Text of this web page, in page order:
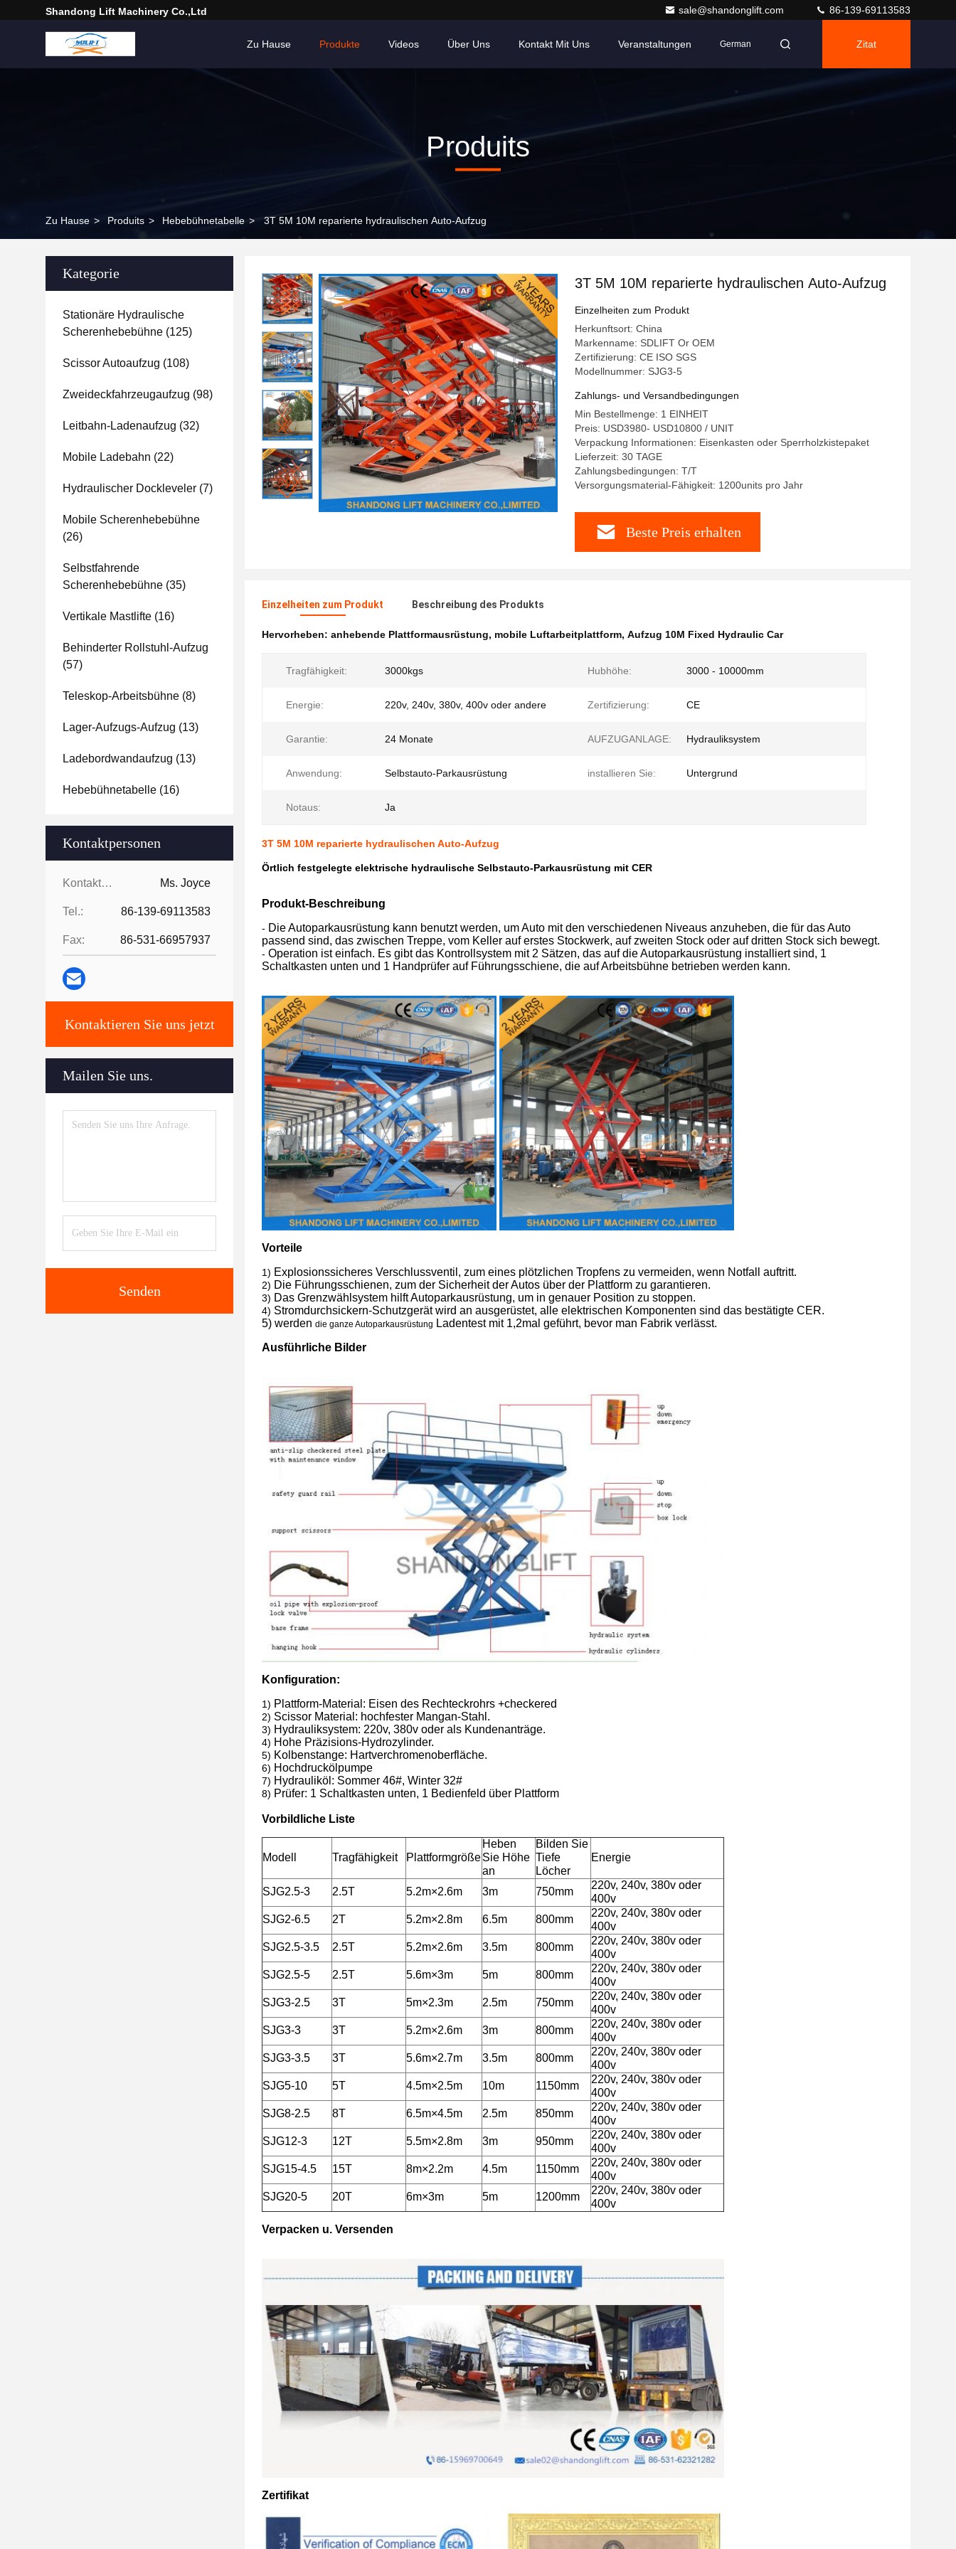
Shandong Lift Machinery Co.,Ltd sale@shandonglift.com 86-139-69113583
Zu Hause Produkte Videos Über Uns Kontakt Mit Uns Veranstaltungen German Zitat
Produits
Zu Hause > Produits > Hebebühnetabelle > 3T 5M 10M reparierte hydraulischen Auto-Aufzug
Kategorie
Stationäre Hydraulische
Scherenhebebühne (125)
Scissor Autoaufzug (108)
Zweideckfahrzeugaufzug (98)
Leitbahn-Ladenaufzug (32)
Mobile Ladebahn (22)
Hydraulischer Dockleveler (7)
Mobile Scherenhebebühne
(26)
Selbstfahrende
Scherenhebebühne (35)
Vertikale Mastlifte (16)
Behinderter Rollstuhl-Aufzug
(57)
Teleskop-Arbeitsbühne (8)
Lager-Aufzugs-Aufzug (13)
Ladebordwandaufzug (13)
Hebebühnetabelle (16)
Kontaktpersonen
Kontaktpersonen: Ms. Joyce
Tel.: 86-139-69113583
Fax: 86-531-66957937
Kontaktieren Sie uns jetzt
Mailen Sie uns.
Senden
3T 5M 10M reparierte hydraulischen Auto-Aufzug
Einzelheiten zum Produkt
Herkunftsort: China
Markenname: SDLIFT Or OEM
Zertifizierung: CE ISO SGS
Modellnummer: SJG3-5
Zahlungs- und Versandbedingungen
Min Bestellmenge: 1 EINHEIT
Preis: USD3980- USD10800 / UNIT
Verpackung Informationen: Eisenkasten oder Sperrholzkistepaket
Lieferzeit: 30 TAGE
Zahlungsbedingungen: T/T
Versorgungsmaterial-Fähigkeit: 1200units pro Jahr
Beste Preis erhalten
Einzelheiten zum Produkt Beschreibung des Produkts
Hervorheben: anhebende Plattformausrüstung, mobile Luftarbeitplattform, Aufzug 10M Fixed Hydraulic Car
Tragfähigkeit: 3000kgs Hubhöhe: 3000 - 10000mm
Energie: 220v, 240v, 380v, 400v oder andere Zertifizierung: CE
Garantie: 24 Monate AUFZUGANLAGE: Hydrauliksystem
Anwendung: Selbstauto-Parkausrüstung installieren Sie: Untergrund
Notaus: Ja
3T 5M 10M reparierte hydraulischen Auto-Aufzug
Örtlich festgelegte elektrische hydraulische Selbstauto-Parkausrüstung mit CER
Produkt-Beschreibung
- Die Autoparkausrüstung kann benutzt werden, um Auto mit den verschiedenen Niveaus anzuheben, die für das Auto
passend sind, das zwischen Treppe, vom Keller auf erstes Stockwerk, auf zweiten Stock oder auf dritten Stock sich bewegt.
- Operation ist einfach. Es gibt das Kontrollsystem mit 2 Sätzen, das auf die Autoparkausrüstung installiert sind, 1
Schaltkasten unten und 1 Handprüfer auf Führungsschiene, die auf Arbeitsbühne betrieben werden kann.
Vorteile
1) Explosionssicheres Verschlussventil, zum eines plötzlichen Tropfens zu vermeiden, wenn Notfall auftritt.
2) Die Führungsschienen, zum der Sicherheit der Autos über der Plattform zu garantieren.
3) Das Grenzwählsystem hilft Autoparkausrüstung, um in genauer Position zu stoppen.
4) Stromdurchsickern-Schutzgerät wird an ausgerüstet, alle elektrischen Komponenten sind das bestätigte CER.
5) werden die ganze Autoparkausrüstung Ladentest mit 1,2mal geführt, bevor man Fabrik verlässt.
Ausführliche Bilder
Konfiguration:
1) Plattform-Material: Eisen des Rechteckrohrs +checkered
2) Scissor Material: hochfester Mangan-Stahl.
3) Hydrauliksystem: 220v, 380v oder als Kundenanträge.
4) Hohe Präzisions-Hydrozylinder.
5) Kolbenstange: Hartverchromenoberfläche.
6) Hochdruckölpumpe
7) Hydrauliköl: Sommer 46#, Winter 32#
8) Prüfer: 1 Schaltkasten unten, 1 Bedienfeld über Plattform
Vorbildliche Liste
Modell Tragfähigkeit Plattformgröße
Heben
Sie Höhe
an
Bilden Sie
Tiefe
Löcher
Energie
SJG2.5-3 2.5T 5.2m×2.6m 3m 750mm
220v, 240v, 380v oder
400v
SJG2-6.5
2T 5.2m×2.8m 6.5m 800mm
220v, 240v, 380v oder
400v
SJG2.5-3.5
2.5T 5.2m×2.6m 3.5m 800mm
220v, 240v, 380v oder
400v
SJG2.5-5
2.5T 5.6m×3m 5m 800mm
220v, 240v, 380v oder
400v
SJG3-2.5
3T 5m×2.3m 2.5m 750mm
220v, 240v, 380v oder
400v
SJG3-3
3T 5.2m×2.6m 3m 800mm
220v, 240v, 380v oder
400v
SJG3-3.5
3T 5.6m×2.7m 3.5m 800mm
220v, 240v, 380v oder
400v
SJG5-10
5T 4.5m×2.5m 10m 1150mm
220v, 240v, 380v oder
400v
SJG8-2.5
8T 6.5m×4.5m 2.5m 850mm
220v, 240v, 380v oder
400v
SJG12-3
12T 5.5m×2.8m 3m 950mm
220v, 240v, 380v oder
400v
SJG15-4.5
15T 8m×2.2m 4.5m 1150mm
220v, 240v, 380v oder
400v
SJG20-5
20T 6m×3m 5m 1200mm
220v, 240v, 380v oder
400v
Verpacken u. Versenden
Zertifikat